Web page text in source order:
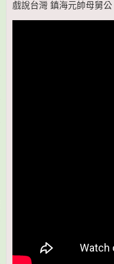
戲說台灣 鎮海元帥母舅